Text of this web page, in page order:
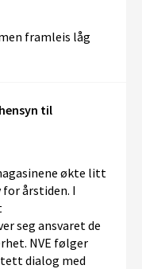
framleis låg
til
økte litt
årstiden. I
seg ansvaret de
NVE følger
dialog med